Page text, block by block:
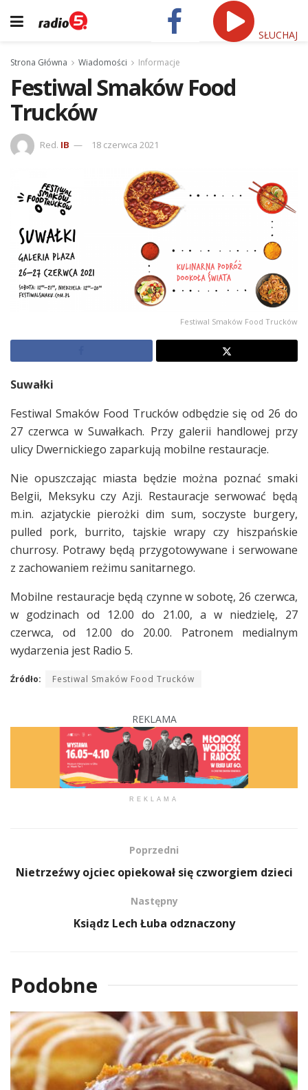
SŁUCHAJ
Strona Główna Wiadomości Informacje
Festiwal Smaków Food
Trucków
Red. IB 18 czerwca 2021
Festiwal Smaków Food Trucków
Suwałki
Festiwal Smaków Food Trucków odbędzie się od 26 do
27 czerwca w Suwałkach. Przy galerii handlowej przy
ulicy Dwernickiego zaparkują mobilne restauracje.
Nie opuszczając miasta będzie można poznać smaki
Belgii, Meksyku czy Azji. Restauracje serwować będą
m.in. azjatyckie pierożki dim sum, soczyste burgery,
pulled pork, burrito, tajskie wrapy czy hiszpańskie
churrosy. Potrawy będą przygotowywane i serwowane
z zachowaniem reżimu sanitarnego.
Mobilne restauracje będą czynne w sobotę, 26 czerwca,
w godzinach od 12.00 do 21.00, a w niedzielę, 27
czerwca, od 12.00 do 20.00. Patronem medialnym
wydarzenia jest Radio 5.
Źródło: Festiwal Smaków Food Trucków
REKLAMA
REKLAMA
Poprzedni
Nietrzeźwy ojciec opiekował się czworgiem dzieci
Następny
Ksiądz Lech Łuba odznaczony
Podobne